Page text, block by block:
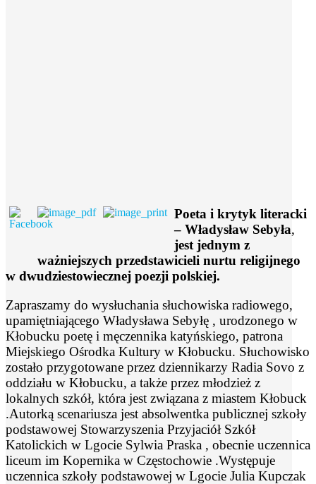
Poeta i krytyk literacki
– Władysław Sebyła,
jest jednym z
ważniejszych przedstawicieli nurtu religijnego
w dwudziestowiecznej poezji polskiej.
Zapraszamy do wysłuchania słuchowiska radiowego,
upamiętniającego Władysława Sebyłę , urodzonego w
Kłobucku poetę i męczennika katyńskiego, patrona
Miejskiego Ośrodka Kultury w Kłobucku. Słuchowisko
zostało przygotowane przez dziennikarzy Radia Sovo z
oddziału w Kłobucku, a także przez młodzież z
lokalnych szkół, która jest związana z miastem Kłobuck
.Autorką scenariusza jest absolwentka publicznej szkoły
podstawowej Stowarzyszenia Przyjaciół Szkół
Katolickich w Lgocie Sylwia Praska , obecnie uczennica
liceum im Kopernika w Częstochowie .Występuje
uczennica szkoły podstawowej w Lgocie Julia Kupczak